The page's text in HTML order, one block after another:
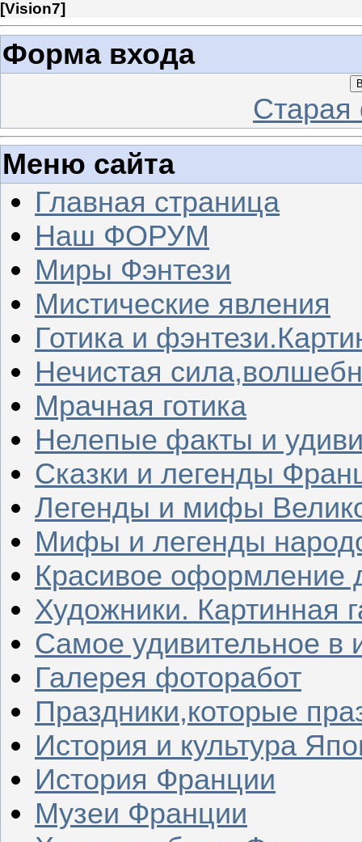
[Vision7]
Форма входа
Меню сайта
Главная страница
Наш ФОРУМ
Миры Фэнтези
Мистические явления
Готика и
Нечистая
Мрачная готика
Нелепые факты и
Сказки и легенды
Легенды и мифы
Мифы и легенды
Красивое оформление
Художники. Картинная
Самое удивительное в
Галерея фоторабот
Праздники,которые
История и культура
История Франции
Музеи Франции